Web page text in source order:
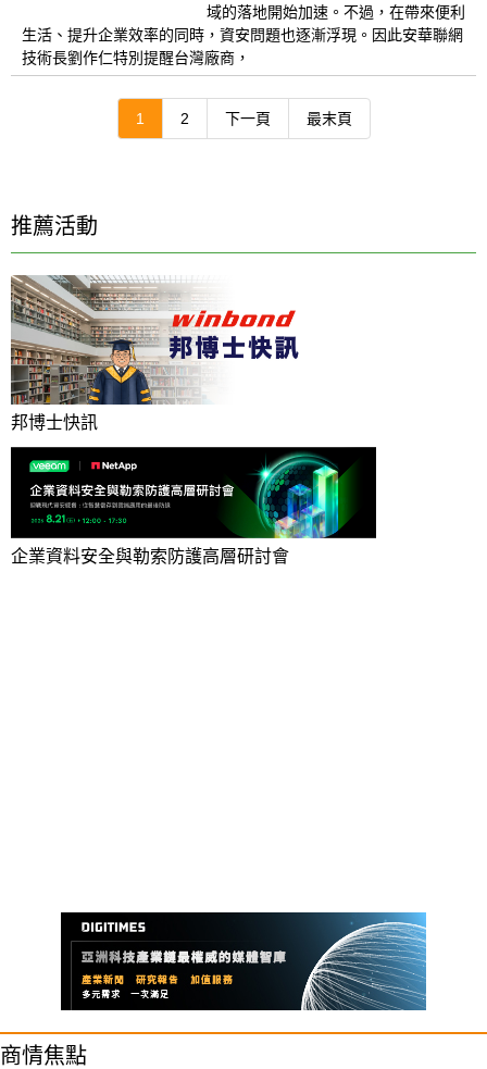
域的落地開始加速。不過，在帶來便利
生活、提升企業效率的同時，資安問題也逐漸浮現。因此安華聯網
技術長劉作仁特別提醒台灣廠商，
1 2 下一頁 最末頁
推薦活動
邦博士快訊
企業資料安全與勒索防護高層研討會
商情焦點